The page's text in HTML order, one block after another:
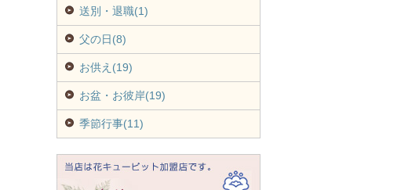
送別・退職(1)
父の日(8)
お供え(19)
お盆・お彼岸(19)
季節行事(11)